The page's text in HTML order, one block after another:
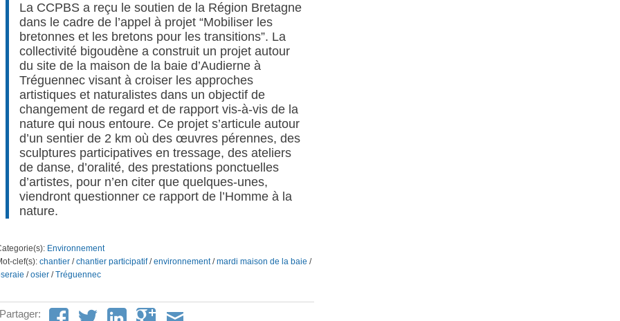
La CCPBS a reçu le soutien de la Région Bretagne
dans le cadre de l’appel à projet “Mobiliser les
bretonnes et les bretons pour les transitions”. La
collectivité bigoudène a construit un projet autour
du site de la maison de la baie d’Audierne à
Tréguennec visant à croiser les approches
artistiques et naturalistes dans un objectif de
changement de regard et de rapport vis-à-vis de la
nature qui nous entoure. Ce projet s’articule autour
d’un sentier de 2 km où des œuvres pérennes, des
sculptures participatives en tressage, des ateliers
de danse, d’oralité, des prestations ponctuelles
d’artistes, pour n’en citer que quelques-unes,
viendront questionner ce rapport de l’Homme à la
nature.
Environnement
clef(s): chantier /chantier participatif/environnement/mardi maison de la baie /
/osier /Tréguennec
Partager: